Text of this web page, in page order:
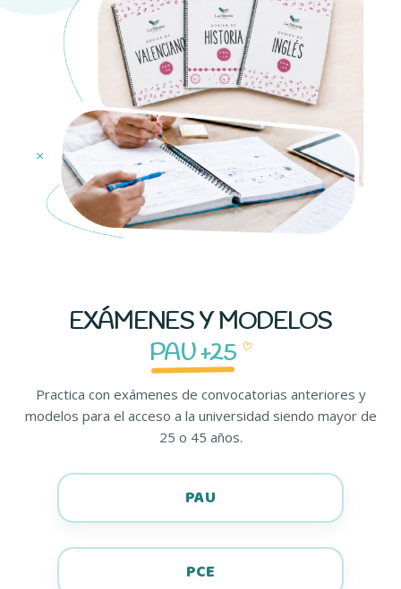
EXÁMENES Y MODELOS
PAU +25 ♡
Practica con exámenes de convocatorias anteriores y
modelos para el acceso a la universidad siendo mayor de
25 o 45 años.
PAU
PCE